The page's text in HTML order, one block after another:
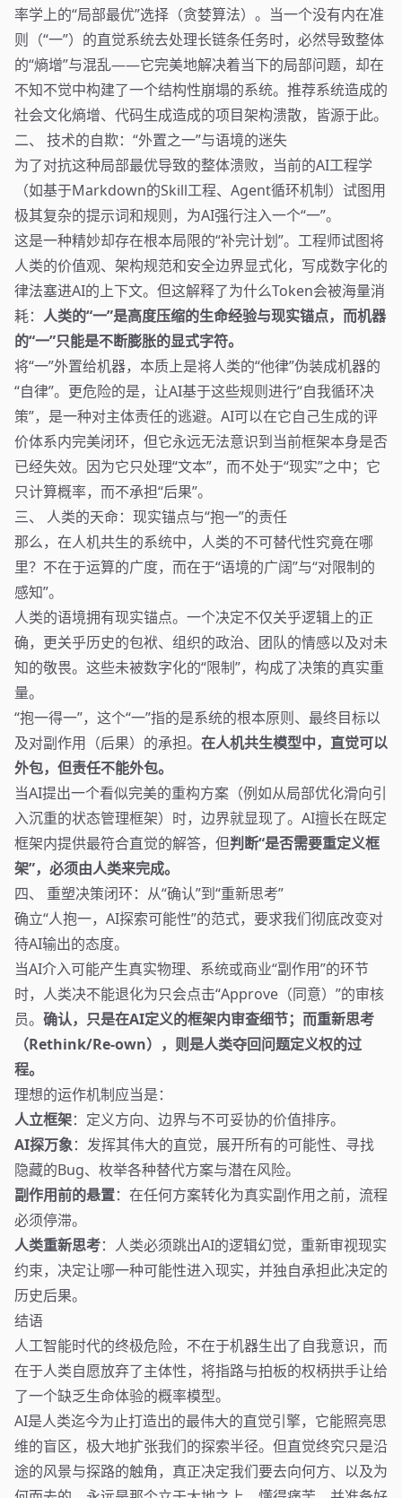
率学上的“局部最优”选择（贪婪算法）。当一个没有内在准
则（“一”）的直觉系统去处理长链条任务时，必然导致整体
的“熵增”与混乱——它完美地解决着当下的局部问题，却在
不知不觉中构建了一个结构性崩塌的系统。推荐系统造成的
社会文化熵增、代码生成造成的项目架构溃散，皆源于此。
二、 技术的自欺：“外置之一”与语境的迷失
为了对抗这种局部最优导致的整体溃败，当前的AI工程学
（如基于Markdown的Skill工程、Agent循环机制）试图用
极其复杂的提示词和规则，为AI强行注入一个“一”。
这是一种精妙却存在根本局限的“补完计划”。工程师试图将
人类的价值观、架构规范和安全边界显式化，写成数字化的
律法塞进AI的上下文。但这解释了为什么Token会被海量消
耗： 人类的“一”是高度压缩的生命经验与现实锚点，而机器
的“一”只能是不断膨胀的显式字符。
将“一”外置给机器，本质上是将人类的“他律”伪装成机器的
“自律”。更危险的是，让AI基于这些规则进行“自我循环决
策”，是一种对主体责任的逃避。AI可以在它自己生成的评
价体系内完美闭环，但它永远无法意识到当前框架本身是否
已经失效。因为它只处理“文本”，而不处于“现实”之中；它
只计算概率，而不承担“后果”。
三、 人类的天命：现实锚点与“抱一”的责任
那么，在人机共生的系统中，人类的不可替代性究竟在哪
里？不在于运算的广度，而在于“语境的广阔”与“对限制的
感知”。
人类的语境拥有现实锚点。一个决定不仅关乎逻辑上的正
确，更关乎历史的包袱、组织的政治、团队的情感以及对未
知的敬畏。这些未被数字化的“限制”，构成了决策的真实重
量。
“抱一得一”，这个“一”指的是系统的根本原则、最终目标以
及对副作用（后果）的承担。 在人机共生模型中，直觉可以
外包，但责任不能外包。
当AI提出一个看似完美的重构方案（例如从局部优化滑向引
入沉重的状态管理框架）时，边界就显现了。AI擅长在既定
框架内提供最符合直觉的解答，但判断“是否需要重定义框
架”，必须由人类来完成。
四、 重塑决策闭环：从“确认”到“重新思考”
确立“人抱一，AI探索可能性”的范式，要求我们彻底改变对
待AI输出的态度。
当AI介入可能产生真实物理、系统或商业“副作用”的环节
时，人类决不能退化为只会点击“Approve（同意）”的审核
员。 确认，只是在AI定义的框架内审查细节；而重新思考
（Rethink/Re-own），则是人类夺回问题定义权的过
程。
理想的运作机制应当是：
人立框架：定义方向、边界与不可妥协的价值排序。
AI探万象：发挥其伟大的直觉，展开所有的可能性、寻找
隐藏的Bug、枚举各种替代方案与潜在风险。
副作用前的悬置：在任何方案转化为真实副作用之前，流程
必须停滞。
人类重新思考：人类必须跳出AI的逻辑幻觉，重新审视现实
约束，决定让哪一种可能性进入现实，并独自承担此决定的
历史后果。
结语
人工智能时代的终极危险，不在于机器生出了自我意识，而
在于人类自愿放弃了主体性，将指路与拍板的权柄拱手让给
了一个缺乏生命体验的概率模型。
AI是人类迄今为止打造出的最伟大的直觉引擎，它能照亮思
维的盲区，极大地扩张我们的探索半径。但直觉终究只是沿
途的风景与探路的触角，真正决定我们要去向何方、以及为